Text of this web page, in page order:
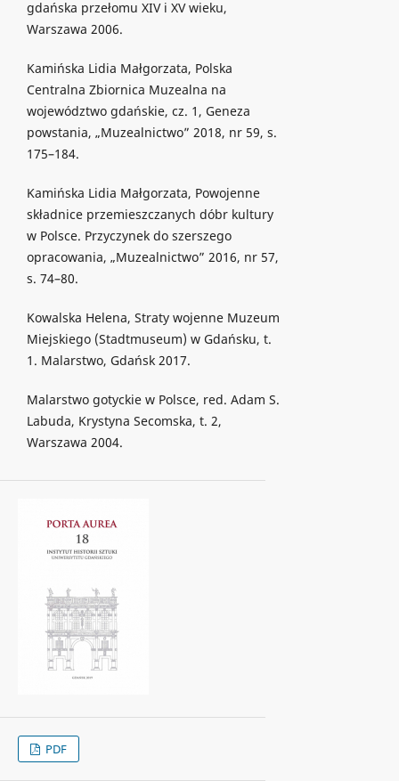
gdańska przełomu XIV i XV wieku,
Warszawa 2006.
Kamińska Lidia Małgorzata, Polska
Centralna Zbiornica Muzealna na
województwo gdańskie, cz. 1, Geneza
powstania, „Muzealnictwo” 2018, nr 59, s.
175–184.
Kamińska Lidia Małgorzata, Powojenne
składnice przemieszczanych dóbr kultury
w Polsce. Przyczynek do szerszego
opracowania, „Muzealnictwo” 2016, nr 57,
s. 74–80.
Kowalska Helena, Straty wojenne Muzeum
Miejskiego (Stadtmuseum) w Gdańsku, t.
1. Malarstwo, Gdańsk 2017.
Malarstwo gotyckie w Polsce, red. Adam S.
Labuda, Krystyna Secomska, t. 2,
Warszawa 2004.
PDF